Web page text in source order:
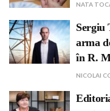
NATA
Sergiu
arma
în R.
NICOLAI